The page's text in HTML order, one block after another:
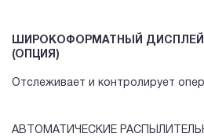
ШИРОКОФОРМАТНЫЙ ДИСПЛЕЙ
(ОПЦИЯ)
Отслеживает и контролирует
АВТОМАТИЧЕСКИЕ